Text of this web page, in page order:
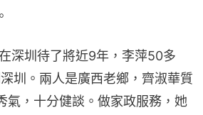
深圳待了將近9年，李萍50多
圳。兩人是廣西老鄉，齊淑華質
氣，十分健談。做家政服務，她